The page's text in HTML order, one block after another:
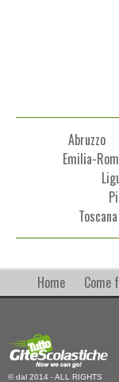
Abruzzo
Emilia-
Toscana
Home Come
© dal 2014 - ALL RIGHTS